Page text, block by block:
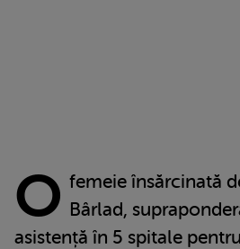
O femeie însărcinată
Bârlad,
asistență în 5 spitale